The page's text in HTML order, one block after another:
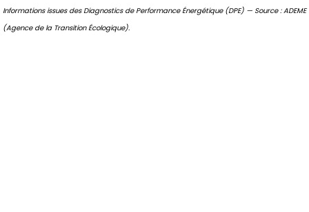
Informations issues des Diagnostics de Performance Énergétique (DPE) — Source : ADEME
(Agence de la Transition Écologique).